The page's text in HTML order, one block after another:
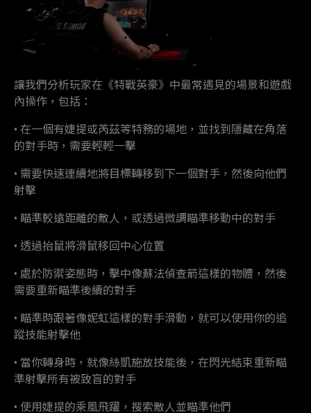
讓我們分析玩家在《特戰英豪》中最常遇見的場景和遊戲
內操作，包括：
• 在一個有婕提或芮茲等特務的場地，並找到隱藏在角落
的對手時，需要輕輕一擊
• 需要快速連續地將目標轉移到下一個對手，然後向他們
射擊
• 瞄準較遠距離的敵人，或透過微調瞄準移動中的對手
• 透過抬鼠將滑鼠移回中心位置
• 處於防禦姿態時，擊中像蘇法偵查箭這樣的物體，然後
需要重新瞄準後續的對手
• 瞄準時跟著像妮虹這樣的對手滑動，就可以使用你的追
蹤技能射擊他
• 當你轉身時，就像絲凱施放技能後，在閃光結束重新瞄
準射擊所有被致盲的對手
• 使用婕提的乘風飛躍，搜索敵人並瞄準他們